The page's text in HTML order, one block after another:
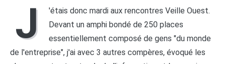
J
'étais donc mardi aux rencontres Veille Ouest.
Devant un amphi bondé de 250 places
essentiellement composé de gens "du monde
de l'entreprise", j'ai avec 3 autres compères, évoqué les